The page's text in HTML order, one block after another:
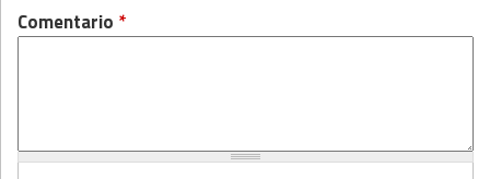
Comentario *